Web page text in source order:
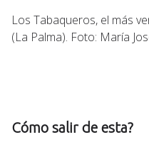
Los Tabaqueros, el más
(La Palma). Foto: María
Cómo salir de esta?